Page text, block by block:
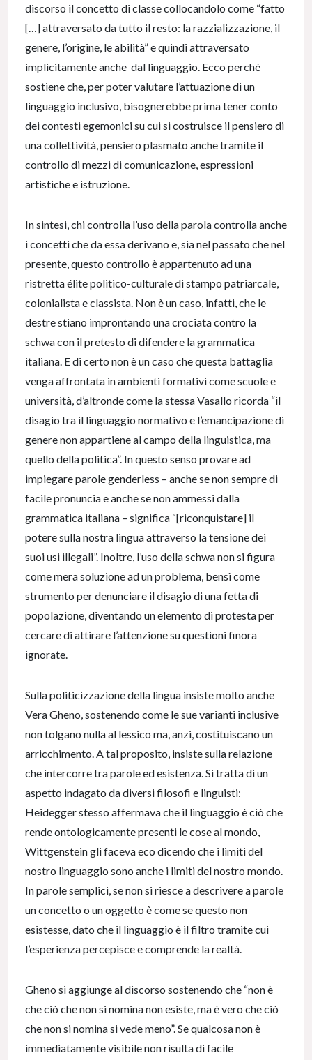
discorso il concetto di classe collocandolo come “fatto
[…] attraversato da tutto il resto: la razzializzazione, il
genere, l’origine, le abilità” e quindi attraversato
implicitamente anche dal linguaggio. Ecco perché
sostiene che, per poter valutare l’attuazione di un
linguaggio inclusivo, bisognerebbe prima tener conto
dei contesti egemonici su cui si costruisce il pensiero di
una collettività, pensiero plasmato anche tramite il
controllo di mezzi di comunicazione, espressioni
artistiche e istruzione.
In sintesi, chi controlla l’uso della parola controlla anche
i concetti che da essa derivano e, sia nel passato che nel
presente, questo controllo è appartenuto ad una
ristretta élite politico-culturale di stampo patriarcale,
colonialista e classista. Non è un caso, infatti, che le
destre stiano improntando una crociata contro la
schwa con il pretesto di difendere la grammatica
italiana. E di certo non è un caso che questa battaglia
venga affrontata in ambienti formativi come scuole e
università, d’altronde come la stessa Vasallo ricorda “il
disagio tra il linguaggio normativo e l’emancipazione di
genere non appartiene al campo della linguistica, ma
quello della politica”. In questo senso provare ad
impiegare parole genderless – anche se non sempre di
facile pronuncia e anche se non ammessi dalla
grammatica italiana – significa “[riconquistare] il
potere sulla nostra lingua attraverso la tensione dei
suoi usi illegali”. Inoltre, l’uso della schwa non si figura
come mera soluzione ad un problema, bensì come
strumento per denunciare il disagio di una fetta di
popolazione, diventando un elemento di protesta per
cercare di attirare l’attenzione su questioni finora
ignorate.
Sulla politicizzazione della lingua insiste molto anche
Vera Gheno, sostenendo come le sue varianti inclusive
non tolgano nulla al lessico ma, anzi, costituiscano un
arricchimento. A tal proposito, insiste sulla relazione
che intercorre tra parole ed esistenza. Si tratta di un
aspetto indagato da diversi filosofi e linguisti:
Heidegger stesso affermava che il linguaggio è ciò che
rende ontologicamente presenti le cose al mondo,
Wittgenstein gli faceva eco dicendo che i limiti del
nostro linguaggio sono anche i limiti del nostro mondo.
In parole semplici, se non si riesce a descrivere a parole
un concetto o un oggetto è come se questo non
esistesse, dato che il linguaggio è il filtro tramite cui
l’esperienza percepisce e comprende la realtà.
Gheno si aggiunge al discorso sostenendo che “non è
che ciò che non si nomina non esiste, ma è vero che ciò
che non si nomina si vede meno”. Se qualcosa non è
immediatamente visibile non risulta di facile